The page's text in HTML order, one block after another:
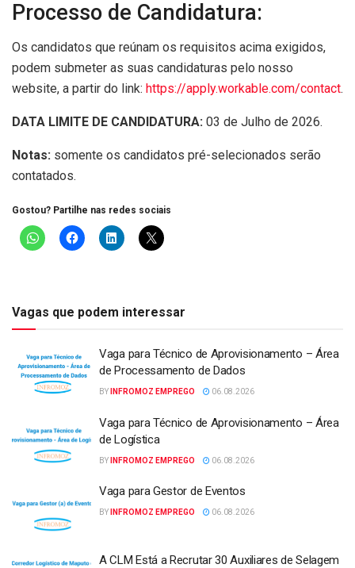
Processo de Candidatura:
Os candidatos que reúnam os requisitos acima exigidos,
podem submeter as suas candidaturas pelo nosso
website, a partir do link: https://apply.workable.com/contact.
DATA LIMITE DE CANDIDATURA: 03 de Julho de 2026.
Notas: somente os candidatos pré-selecionados serão
contatados.
Gostou? Partilhe nas redes sociais
Vagas que podem interessar
Vaga para Técnico de Aprovisionamento – Área
de Processamento de Dados
BY INFROMOZ EMPREGO 06.08.2026
Vaga para Técnico de Aprovisionamento – Área
de Logística
BY INFROMOZ EMPREGO 06.08.2026
Vaga para Gestor de Eventos
BY INFROMOZ EMPREGO 06.08.2026
A CLM Está a Recrutar 30 Auxiliares de Selagem